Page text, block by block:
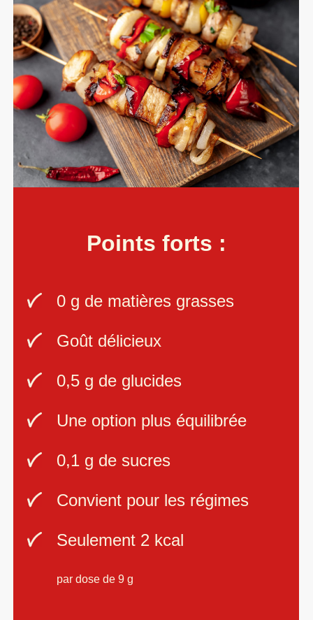
Points forts :
0 g de matières grasses
Goût délicieux
0,5 g de glucides
Une option plus équilibrée
0,1 g de sucres
Convient pour les régimes
Seulement 2 kcal
par dose de 9 g